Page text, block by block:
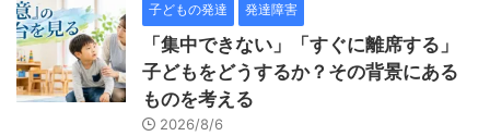
子どもの発達 発達障害
「集中できない」「すぐに離席する」
子どもをどうするか？その背景にある
ものを考える
2026/8/6